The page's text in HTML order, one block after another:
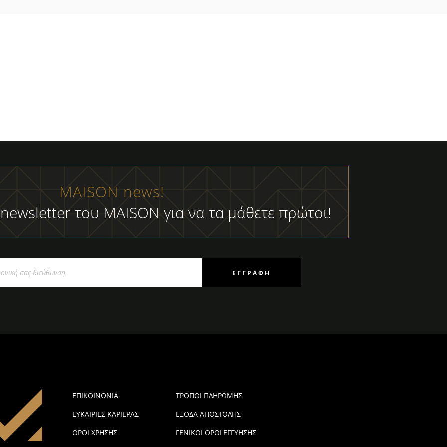
MAISON news!
του MAISON για να τα μάθετε πρώτοι!
ΕΓΓΡΑΦΉ
ΕΠΙΚΟΙΝΩΝΙΑ
ΕΥΚΑΙΡΙΕΣ ΚΑΡΙΕΡΑΣ
ΟΡΟΙ ΧΡΗΣΗΣ
ΤΡΟΠΟΙ ΠΛΗΡΩΜΗΣ
ΕΞΟΔΑ ΑΠΟΣΤΟΛΗΣ
ΓΕΝΙΚΟΙ ΟΡΟΙ ΕΓΓΥΗΣΗΣ